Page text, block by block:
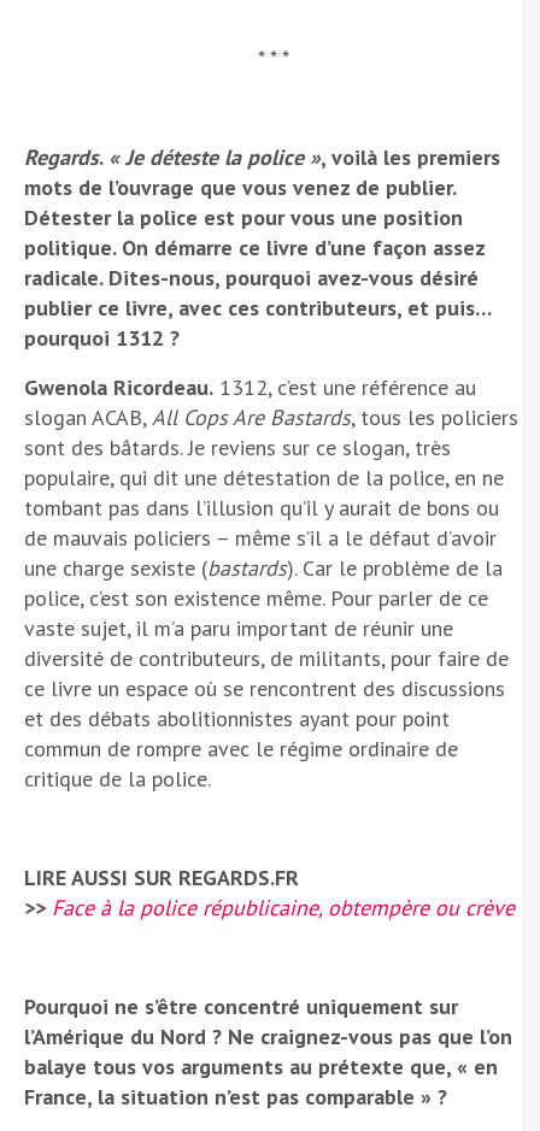
* * *
Regards. « Je déteste la police », voilà les premiers
mots de l’ouvrage que vous venez de publier.
Détester la police est pour vous une position
politique. On démarre ce livre d’une façon assez
radicale. Dites-nous, pourquoi avez-vous désiré
publier ce livre, avec ces contributeurs, et puis…
pourquoi 1312 ?
Gwenola Ricordeau. 1312, c’est une référence au
slogan ACAB,All Cops Are Bastards, tous les policiers
sont des bâtards. Je reviens sur ce slogan, très
populaire, qui dit une détestation de la police, en ne
tombant pas dans l’illusion qu’il y aurait de bons ou
de mauvais policiers – même s’il a le défaut d’avoir
une charge sexiste (bastards). Car le problème de la
police, c’est son existence même. Pour parler de ce
vaste sujet, il m’a paru important de réunir une
diversité de contributeurs, de militants, pour faire de
ce livre un espace où se rencontrent des discussions
et des débats abolitionnistes ayant pour point
commun de rompre avec le régime ordinaire de
critique de la police.
LIRE AUSSI SUR REGARDS.FR
>> Face à la police républicaine, obtempère ou crève
Pourquoi ne s’être concentré uniquement sur
l’Amérique du Nord ? Ne craignez-vous pas que l’on
balaye tous vos arguments au prétexte que, « en
France, la situation n’est pas comparable » ?